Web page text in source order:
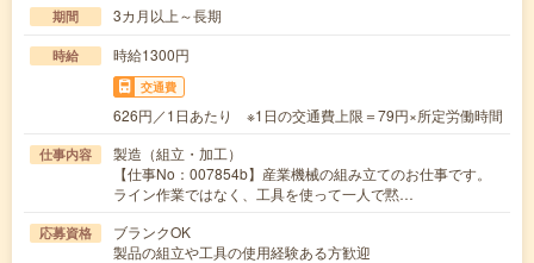
期間 3カ月以上～長期
時給 時給1300円
交通費
626円／1日あたり ※1日の交通費上限＝79円×所定労働時間
仕事内容
製造（組立・加工）
【仕事No：007854b】産業機械の組み立てのお仕事です。
ライン作業ではなく、工具を使って一人で黙…
応募資格
ブランクOK
製品の組立や工具の使用経験ある方歓迎